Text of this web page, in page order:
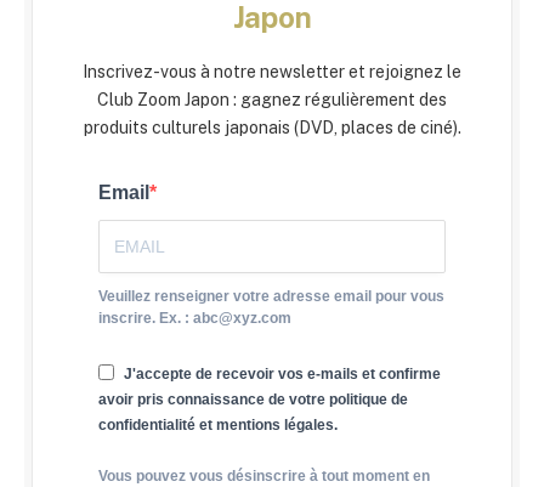
Japon
Inscrivez-vous à notre newsletter et rejoignez le
Club Zoom Japon : gagnez régulièrement des
produits culturels japonais (DVD, places de ciné).
Email
Veuillez renseigner votre adresse email pour vous
inscrire. Ex. : abc@xyz.com
J'accepte de recevoir vos e-mails et confirme
avoir pris connaissance de votre politique de
confidentialité et mentions légales.
Vous pouvez vous désinscrire à tout moment en